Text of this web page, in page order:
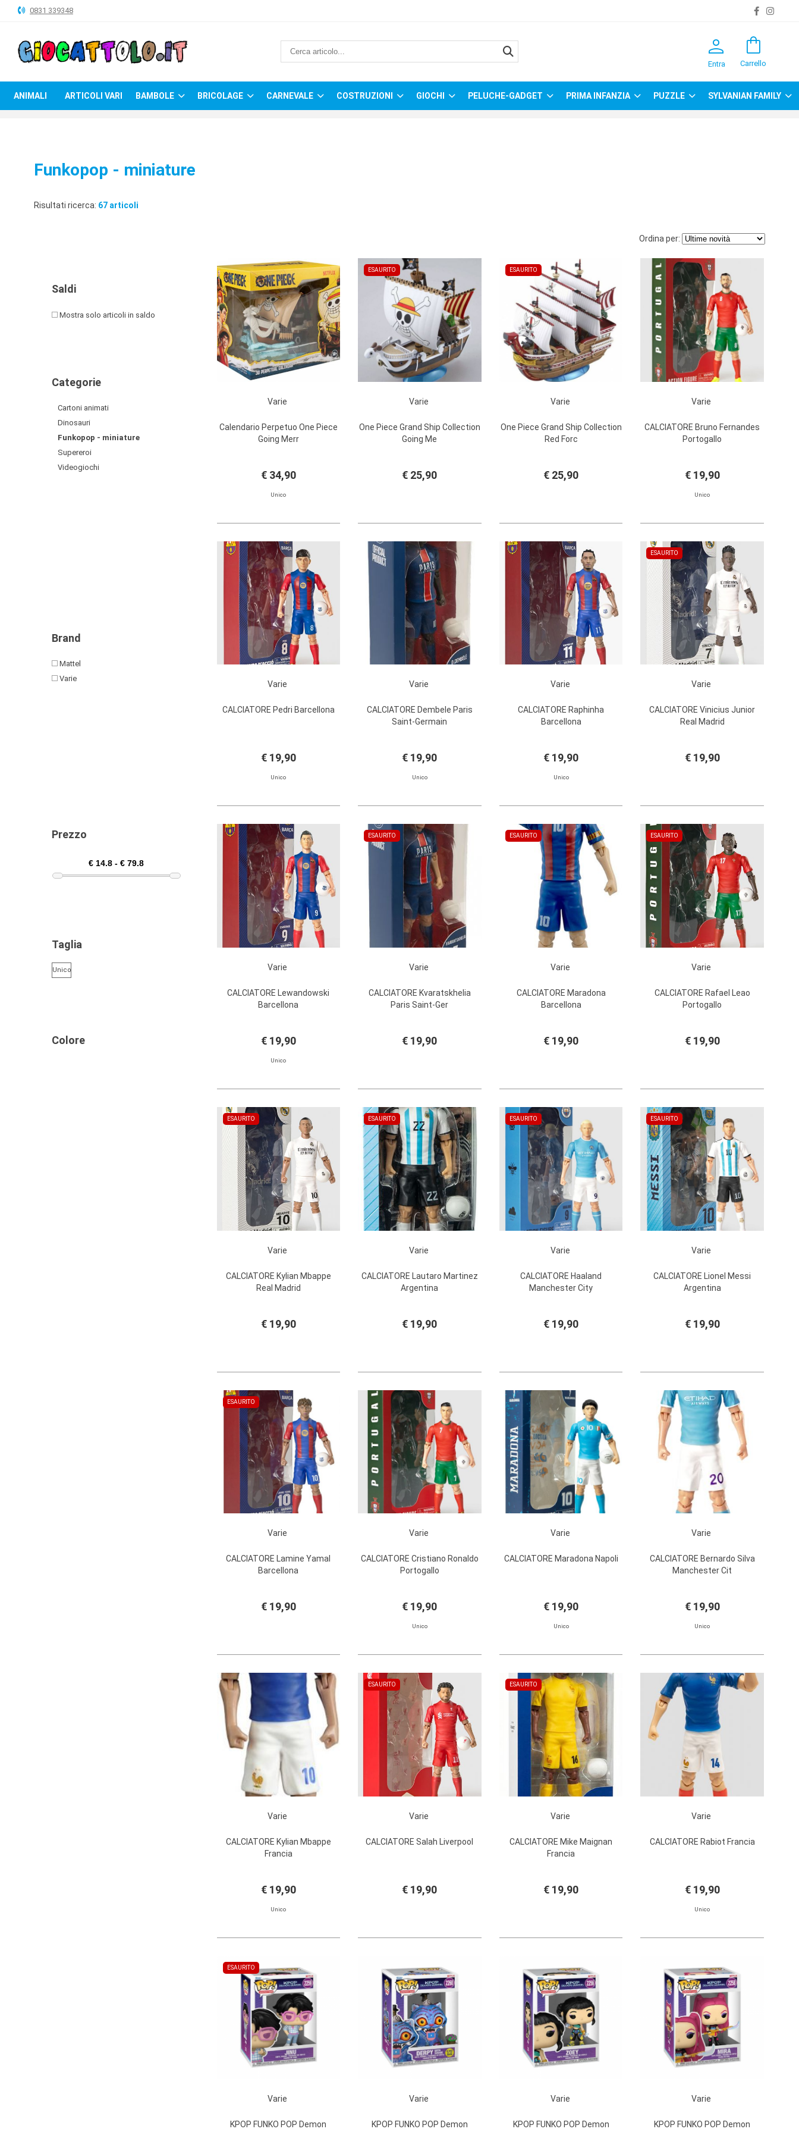
ANIMALI
BAMBOLE
GIOCHI
0831 339348
person
Entra
shopping_bag
Carrello
ANIMALI ARTICOLI VARI BAMBOLE BRICOLAGE CARNEVALE COSTRUZIONI GIOCHI PELUCHE-GADGET PRIMA INFANZIA PUZZLE SYLVANIAN FAMILY
Funkopop - miniature
Risultati ricerca: 67 articoli
Ordina per:
Saldi
Mostra solo articoli in saldo
Categorie
Cartoni animati
Dinosauri
Funkopop - miniature
Supereroi
Videogiochi
Brand
Mattel
Varie
Prezzo
Taglia
Unico
Colore
Varie
Calendario Perpetuo One Piece
Going Merr
€ 34,90
Unico
ESAURITO
Varie
One Piece Grand Ship Collection
Going Me
€ 25,90
ESAURITO
Varie
One Piece Grand Ship Collection
Red Forc
€ 25,90
Varie
CALCIATORE Bruno Fernandes
Portogallo
€ 19,90
Unico
Varie
CALCIATORE Pedri Barcellona
€ 19,90
Unico
Varie
CALCIATORE Dembele Paris
Saint-Germain
€ 19,90
Unico
Varie
CALCIATORE Raphinha
Barcellona
€ 19,90
Unico
ESAURITO
Varie
CALCIATORE Vinicius Junior
Real Madrid
€ 19,90
Varie
CALCIATORE Lewandowski
Barcellona
€ 19,90
Unico
ESAURITO
Varie
CALCIATORE Kvaratskhelia
Paris Saint-Ger
€ 19,90
ESAURITO
Varie
CALCIATORE Maradona
Barcellona
€ 19,90
ESAURITO
Varie
CALCIATORE Rafael Leao
Portogallo
€ 19,90
ESAURITO
Varie
CALCIATORE Kylian Mbappe
Real Madrid
€ 19,90
ESAURITO
Varie
CALCIATORE Lautaro Martinez
Argentina
€ 19,90
ESAURITO
Varie
CALCIATORE Haaland
Manchester City
€ 19,90
ESAURITO
Varie
CALCIATORE Lionel Messi
Argentina
€ 19,90
ESAURITO
Varie
CALCIATORE Lamine Yamal
Barcellona
€ 19,90
Varie
CALCIATORE Cristiano Ronaldo
Portogallo
€ 19,90
Unico
Varie
CALCIATORE Maradona Napoli
€ 19,90
Unico
Varie
CALCIATORE Bernardo Silva
Manchester Cit
€ 19,90
Unico
Varie
CALCIATORE Kylian Mbappe
Francia
€ 19,90
Unico
ESAURITO
Varie
CALCIATORE Salah Liverpool
€ 19,90
ESAURITO
Varie
CALCIATORE Mike Maignan
Francia
€ 19,90
Varie
CALCIATORE Rabiot Francia
€ 19,90
Unico
ESAURITO
Varie
KPOP FUNKO POP Demon
Varie
KPOP FUNKO POP Demon
Varie
KPOP FUNKO POP Demon
Varie
KPOP FUNKO POP Demon